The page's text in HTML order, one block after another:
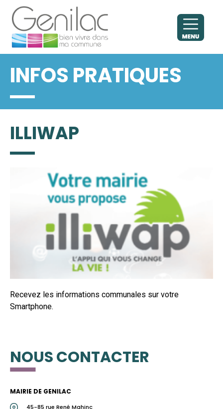
INFOS PRATIQUES
ILLIWAP
Recevez les informations communales sur votre
Smartphone.
NOUS CONTACTER
MAIRIE DE GENILAC
45-85 rue René Mahinc